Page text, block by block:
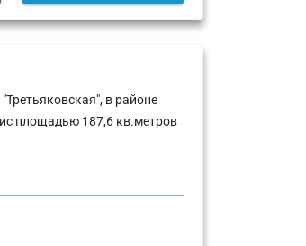
в районе
площадью 187,6 кв.метров